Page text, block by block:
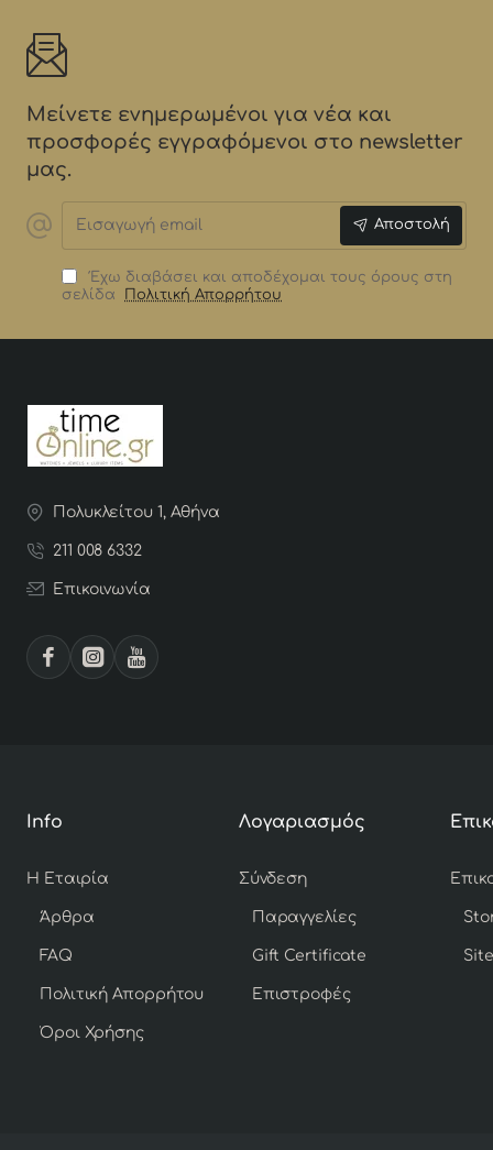
Μείνετε ενημερωμένοι για νέα και
προσφορές εγγραφόμενοι στο newsletter
μας.
email
Αποστολή
Έχω διαβάσει και αποδέχομαι τους όρους στη
σελίδα
Πολιτική Απορρήτου
Πολυκλείτου 1, Αθήνα
211 008 6332
Επικοινωνία
Info
Η Εταιρία
Άρθρα
FAQ
Πολιτική Απορρήτου
Όροι Χρήσης
Λογαριασμός
Σύνδεση
Παραγγελίες
Gift Certificate
Επιστροφές